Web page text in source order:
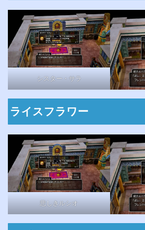
シスター・サラ
ライスフラワー
悲しきルシオ